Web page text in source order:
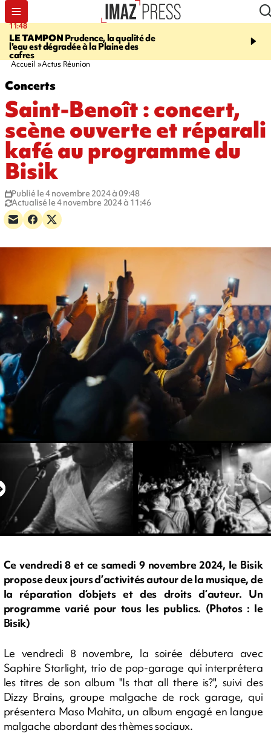
11:48
LE TAMPON Prudence, la qualité de
l'eau est dégradée à la Plaine des
cafres
12:48
Cap Lahoussaye du 10
Accueil Actus Réunion
Concerts
Saint-Benoît : concert,
scène ouverte et réparali
kafé au programme du
Bisik
Publié le 4 novembre 2024 à 09:48
Actualisé le 4 novembre 2024 à 11:46
Ce vendredi 8 et ce samedi 9 novembre 2024, le Bisik
propose deux jours d’activités autour de la musique, de
la réparation d’objets et des droits d’auteur. Un
programme varié pour tous les publics. (Photos : le
Bisik)
Le vendredi 8 novembre, la soirée débutera avec
Saphire Starlight, trio de pop-garage qui interprétera
les titres de son album "Is that all there is?", suivi des
Dizzy Brains, groupe malgache de rock garage, qui
présentera Maso Mahita, un album engagé en langue
malgache abordant des thèmes sociaux.